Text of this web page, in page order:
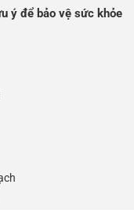
ý để bảo vệ sức khỏe